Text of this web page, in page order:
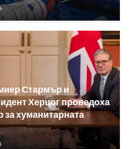
Стармър и
Херцог проведоха
за хуманитарната